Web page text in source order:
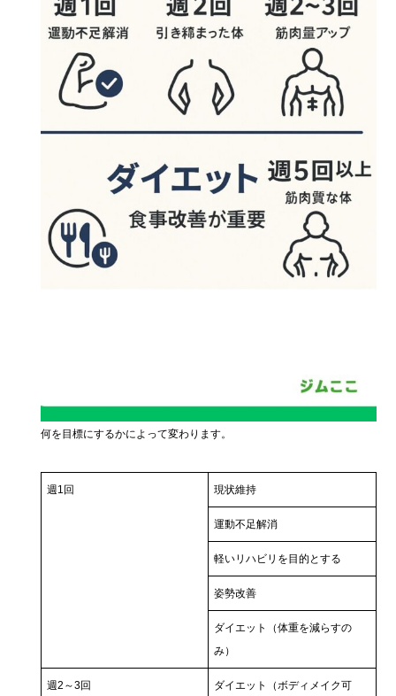
何を目標にするかによって変わります。
週1回 現状維持
運動不足解消
軽いリハビリを目的とする
姿勢改善
ダイエット（体重を減らすの
み）
週2～3回
ダイエット（ボディメイク可